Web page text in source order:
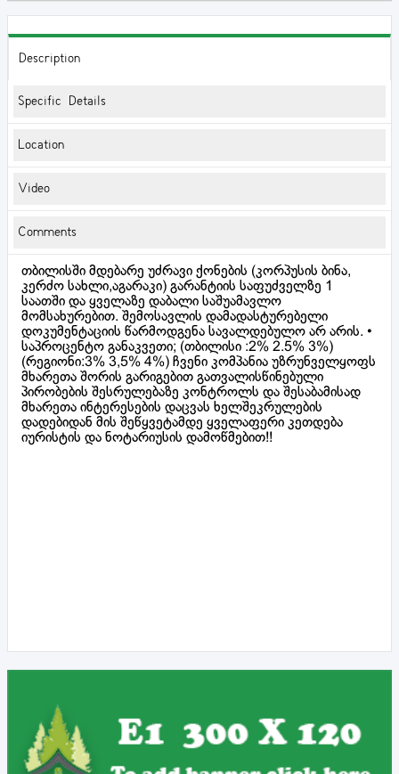
Description
Specific Details
Location
Video
Comments
თბილისში მდებარე უძრავი ქონების (კორპუსის ბინა,
კერძო სახლი,აგარაკი) გარანტიის საფუძველზე 1
საათში და ყველაზე დაბალი საშუამავლო
მომსახურებით. შემოსავლის დამადასტურებელი
დოკუმენტაციის წარმოდგენა სავალდებულო არ არის. •
საპროცენტო განაკვეთი; (თბილისი :2% 2.5% 3%)
(რეგიონი:3% 3,5% 4%) ჩვენი კომპანია უზრუნველყოფს
მხარეთა შორის გარიგებით გათვალისწინებული
პირობების შესრულებაზე კონტროლს და შესაბამისად
მხარეთა ინტერესების დაცვას ხელშეკრულების
დადებიდან მის შეწყვეტამდე ყველაფერი კეთდება
იურისტის და ნოტარიუსის დამოწმებით!!